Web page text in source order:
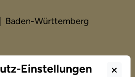
Baden-Württemberg
Einstellungen